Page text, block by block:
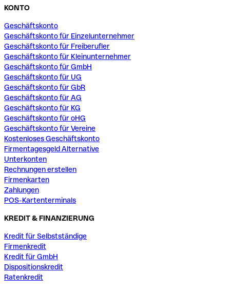
KONTO
Geschäftskonto
Geschäftskonto für Einzelunternehmer
Geschäftskonto für Freiberufler
Geschäftskonto für Kleinunternehmer
Geschäftskonto für GmbH
Geschäftskonto für UG
Geschäftskonto für GbR
Geschäftskonto für AG
Geschäftskonto für KG
Geschäftskonto für oHG
Geschäftskonto für Vereine
Kostenloses Geschäftskonto
Firmentagesgeld Alternative
Unterkonten
Rechnungen erstellen
Firmenkarten
Zahlungen
POS-Kartenterminals
KREDIT & FINANZIERUNG
Kredit für Selbstständige
Firmenkredit
Kredit für GmbH
Dispositionskredit
Ratenkredit